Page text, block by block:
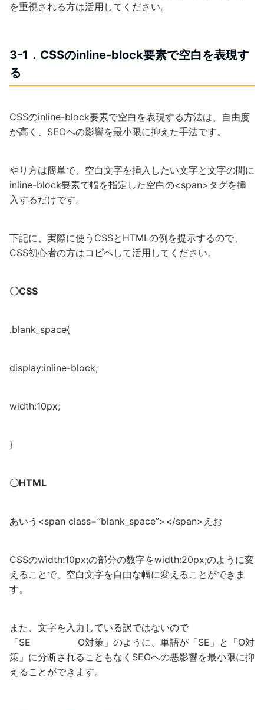
を重視される方は活用してください。
3-1．CSSのinline-block要素で空白を表現す
る
CSSのinline-block要素で空白を表現する方法は、自由度
が高く、SEOへの影響を最小限に抑えた手法です。
やり方は簡単で、空白文字を挿入したい文字と文字の間に
inline-block要素で幅を指定した空白の<span>タグを挿
入するだけです。
下記に、実際に使うCSSとHTMLの例を提示するので、
CSS初心者の方はコピペして活用してください。
〇CSS
.blank_space{
display:inline-block;
width:10px;
}
〇HTML
あいう<span class=”blank_space”></span>えお
CSSのwidth:10px;の部分の数字をwidth:20px;のように変
えることで、空白文字を自由な幅に変えることができま
す。
また、文字を入力している訳ではないので
「SE O対策」のように、単語が「SE」と「O対
策」に分断されることもなくSEOへの悪影響を最小限に抑
えることができます。